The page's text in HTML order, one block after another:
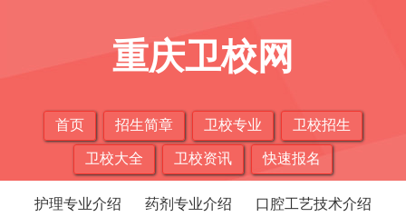
重庆卫校网
首页 招生简章 卫校专业 卫校招生
卫校大全 卫校资讯 快速报名
护理专业介绍 药剂专业介绍
口腔工艺技术介绍